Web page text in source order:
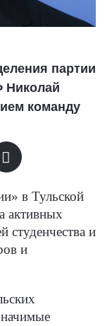
партии
Николай
команду
в Тульской
активных
студенчества и
и